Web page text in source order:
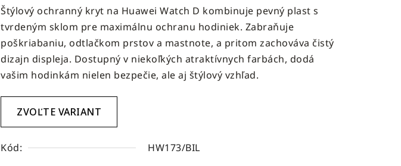
produktu
je
0,0
z
5
hviezdičiek.
Štýlový ochranný kryt na Huawei Watch D kombinuje pevný plast s
tvrdeným sklom pre maximálnu ochranu hodiniek. Zabraňuje
poškriabaniu, odtlačkom prstov a mastnote, a pritom zachováva čistý
dizajn displeja. Dostupný v niekoľkých atraktívnych farbách, dodá
vašim hodinkám nielen bezpečie, ale aj štýlový vzhľad.
ZVOĽTE VARIANT
Kód: HW173/BIL